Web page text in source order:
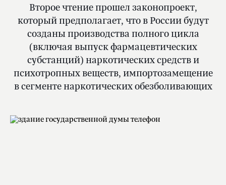
Второе чтение прошел законопроект,
который предполагает, что в России будут
созданы производства полного цикла
(включая выпуск фармацевтических
субстанций) наркотических средств и
психотропных веществ, импортозамещение
в сегменте наркотических обезболивающих